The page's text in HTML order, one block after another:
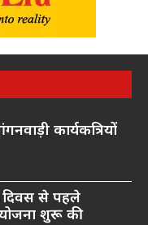
कार्यकत्रियों
से पहले
शुरू की